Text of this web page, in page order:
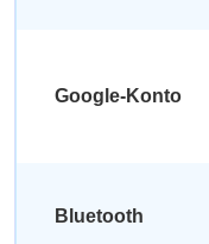
Google-Konto
Bluetooth